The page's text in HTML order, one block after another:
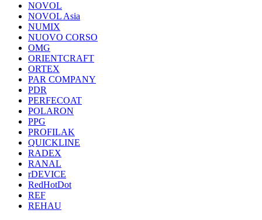
NOVOL
NOVOL Asia
NUMIX
NUOVO CORSO
OMG
ORIENTCRAFT
ORTEX
PAR COMPANY
PDR
PERFECOAT
POLARON
PPG
PROFILAK
QUICKLINE
RADEX
RANAL
rDEVICE
RedHotDot
REF
REHAU